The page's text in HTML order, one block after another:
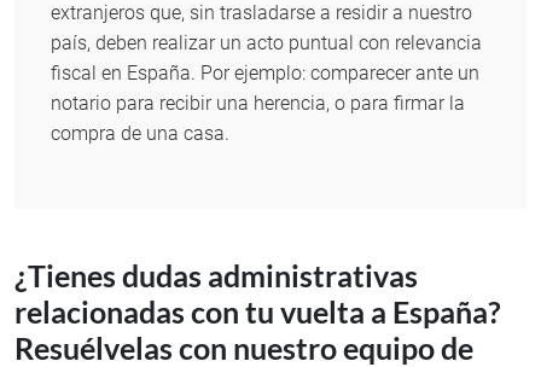
extranjeros que, sin trasladarse a residir a nuestro
país, deben realizar un acto puntual con relevancia
fiscal en España. Por ejemplo: comparecer ante un
notario para recibir una herencia, o para firmar la
compra de una casa.
¿Tienes dudas administrativas
relacionadas con tu vuelta a España?
Resuélvelas con nuestro equipo de